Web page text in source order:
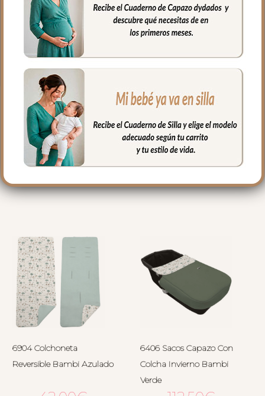
Puedes sacar el relleno para lavarlo; el
relleno es fibra hueca permitiendo una
buena transpiración.
Medidas: 35 x 11
PRODUCTOS
RELACIONADOS
6904 Colchoneta
Reversible Bambi Azulado
6406 Sacos Capazo Con
Colcha Invierno Bambi
Verde